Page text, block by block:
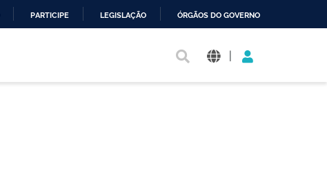
PARTICIPE LEGISLAÇÃO ÓRGÃOS DO GOVERNO
|